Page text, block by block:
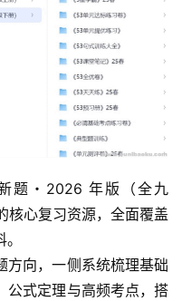
题・2026 年版（全九
心复习资源，全面覆盖
方向，一侧系统梳理基础
公式定理与高频考点，搭